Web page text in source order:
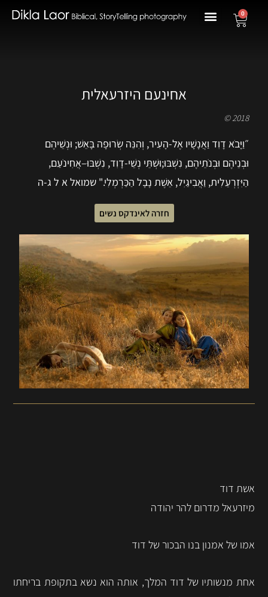
0
אחינעם היזרעאלית
2018 ©
״וַיָּבֹא דָוִד וַאֲנָשָׁיו אֶל-הָעִיר, וְהִנֵּה שְׂרוּפָה בָּאֵשׁ; וּנְשֵׁיהֶם
וּבְנֵיהֶם וּבְנֹתֵיהֶם, נִשְׁבּוּ;וּשְׁתֵּי נְשֵׁי-דָוִד, נִשְׁבּוּ–אֲחִינֹעַם,
הַיִּזְרְעֵלִית, וַאֲבִיגַיִל, אֵשֶׁת נָבָל הַכַּרְמְלִי." שמואל א ל ג-ה
חזרה לאינדקס נשים
אשת דוד
מיזרעאל מדרום להר יהודה
אמו של אמנון בנו הבכור של דוד
אחת מנשותיו של דוד המלך, אותה הוא נשא בתקופת בריחתו